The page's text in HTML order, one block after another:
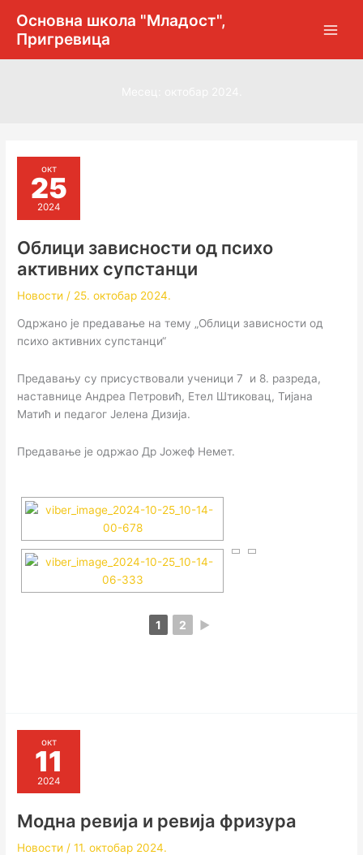
садржај
Основна школа "Младост",
Пригревица
окт
25
2024
Облици зависности од психо
активних супстанци
Новости / 25. октобар 2024.
Одржано је предавање на тему „Облици зависности од
психо активних супстанци“
Предавању су присуствовали ученици 7 и 8. разреда,
наставнице Андреа Петровић, Етел Штиковац, Тијана
Матић и педагог Јелена Дизија.
Предавање је одржао Др Јожеф Немет.
1 2 ►
окт
11
2024
Модна ревија и ревија фризура
Новости /11. октобар 2024.